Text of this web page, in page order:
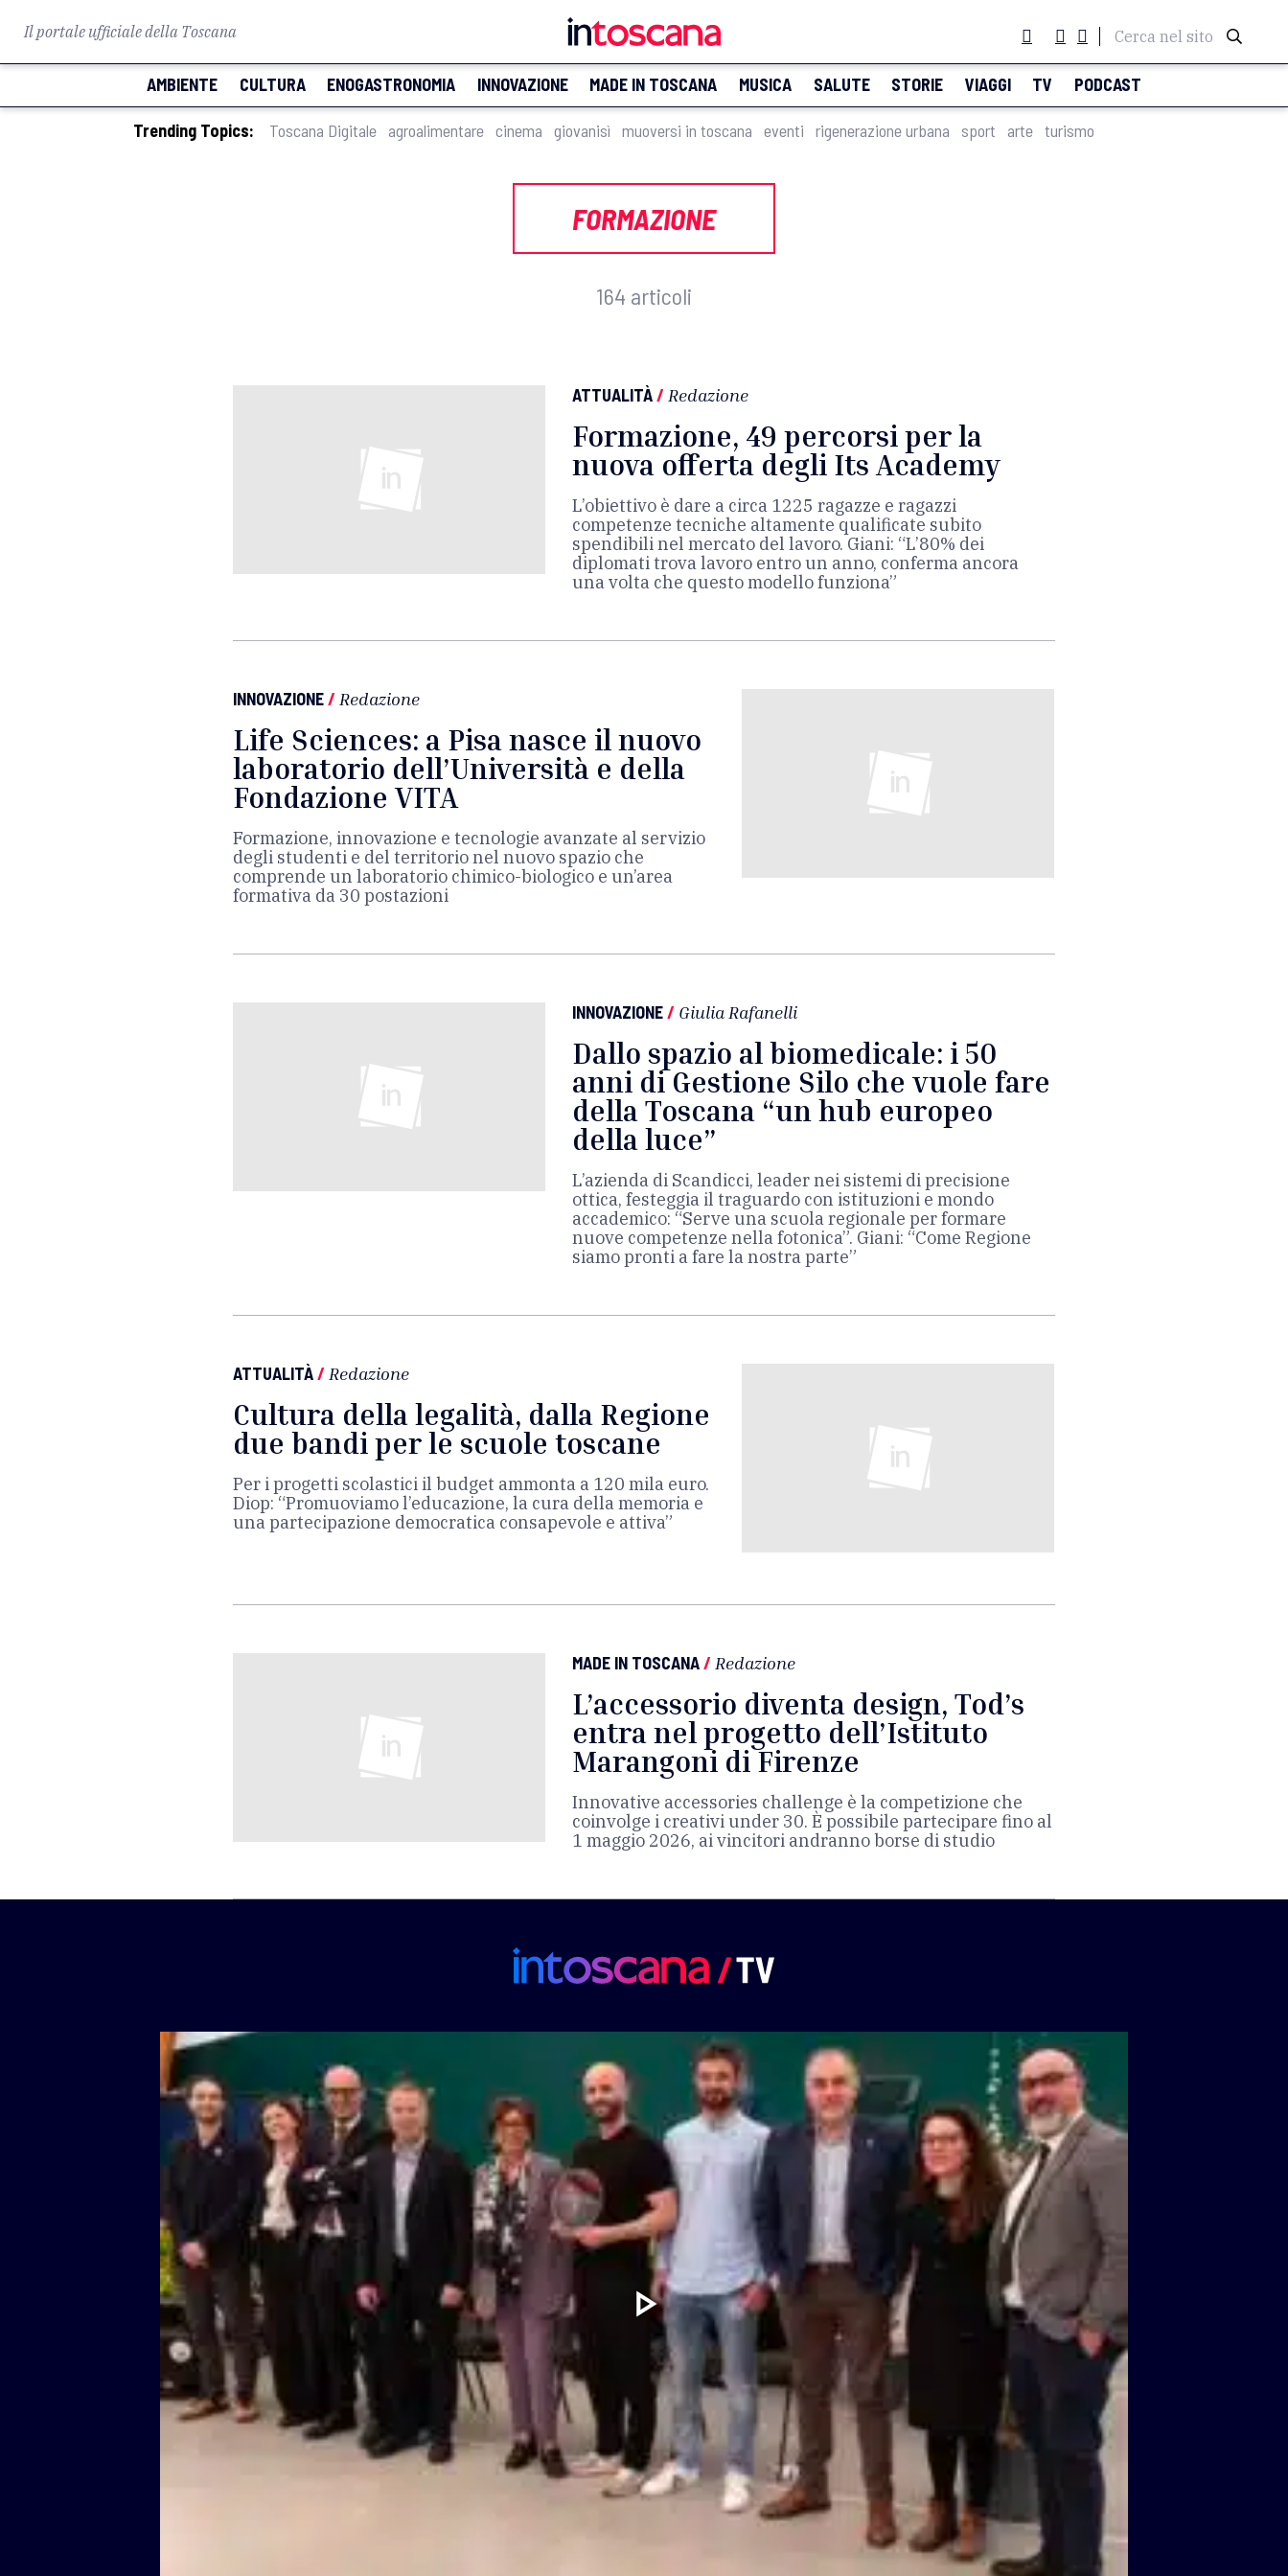
Il portale ufficiale della Toscana Cerca nel sito
AMBIENTE CULTURA ENOGASTRONOMIA INNOVAZIONE MADE IN TOSCANA MUSICA SALUTE STORIE VIAGGI TV PODCAST
Trending Topics: Toscana Digitale agroalimentare cinema giovanisì muoversi in toscana eventi rigenerazione urbana sport arte turismo
FORMAZIONE
164 articoli
ATTUALITÀ/ Redazione
Formazione, 49 percorsi per la
nuova offerta degli Its Academy
L’obiettivo è dare a circa 1225 ragazze e ragazzi
competenze tecniche altamente qualificate subito
spendibili nel mercato del lavoro. Giani: “L’80% dei
diplomati trova lavoro entro un anno, conferma ancora
una volta che questo modello funziona”
INNOVAZIONE/ Redazione
Life Sciences: a Pisa nasce il nuovo
laboratorio dell’Università e della
Fondazione VITA
Formazione, innovazione e tecnologie avanzate al servizio
degli studenti e del territorio nel nuovo spazio che
comprende un laboratorio chimico-biologico e un’area
formativa da 30 postazioni
INNOVAZIONE/ Giulia Rafanelli
Dallo spazio al biomedicale: i 50
anni di Gestione Silo che vuole fare
della Toscana “un hub europeo
della luce”
L’azienda di Scandicci, leader nei sistemi di precisione
ottica, festeggia il traguardo con istituzioni e mondo
accademico: “Serve una scuola regionale per formare
nuove competenze nella fotonica”. Giani: “Come Regione
siamo pronti a fare la nostra parte”
ATTUALITÀ/ Redazione
Cultura della legalità, dalla Regione
due bandi per le scuole toscane
Per i progetti scolastici il budget ammonta a 120 mila euro.
Diop: “Promuoviamo l’educazione, la cura della memoria e
una partecipazione democratica consapevole e attiva”
MADE IN TOSCANA/ Redazione
L’accessorio diventa design, Tod’s
entra nel progetto dell’Istituto
Marangoni di Firenze
Innovative accessories challenge è la competizione che
coinvolge i creativi under 30. È possibile partecipare fino al
1 maggio 2026, ai vincitori andranno borse di studio